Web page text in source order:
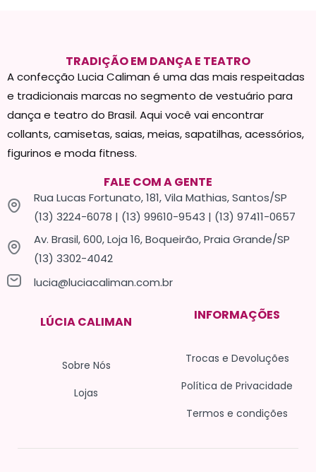
TRADIÇÃO EM DANÇA E TEATRO
A confecção Lucia Caliman é uma das mais respeitadas
e tradicionais marcas no segmento de vestuário para
dança e teatro do Brasil. Aqui você vai encontrar
collants, camisetas, saias, meias, sapatilhas, acessórios,
figurinos e moda fitness.
FALE COM A GENTE
Rua Lucas Fortunato, 181, Vila Mathias, Santos/SP
(13) 3224-6078 | (13) 99610-9543 | (13) 97411-0657
Av. Brasil, 600, Loja 16, Boqueirão, Praia Grande/SP
(13) 3302-4042
lucia@luciacaliman.com.br
LÚCIA CALIMAN
Sobre Nós
Lojas
INFORMAÇÕES
Trocas e Devoluções
Política de Privacidade
Termos e condições